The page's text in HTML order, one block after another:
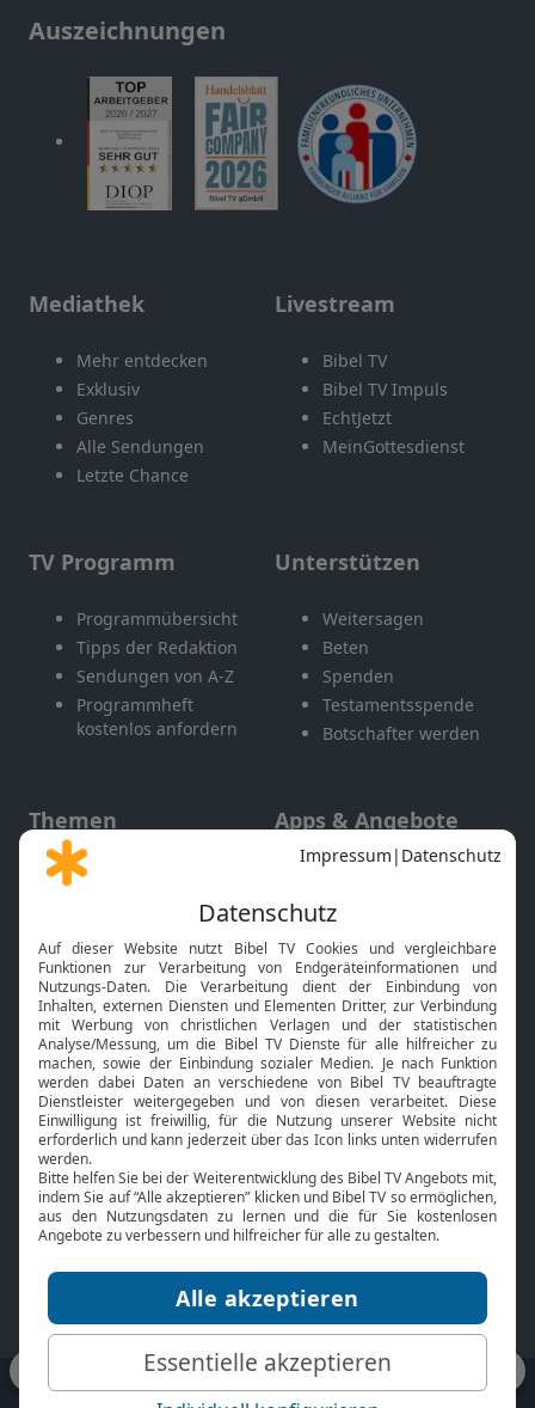
Auszeichnungen
Mediathek
Mehr entdecken
Exklusiv
Genres
Alle Sendungen
Letzte Chance
Livestream
Bibel TV
Bibel TV Impuls
EchtJetzt
MeinGottesdienst
TV Programm
Programmübersicht
Tipps der Redaktion
Sendungen von A-Z
Programmheft
kostenlos anfordern
Unterstützen
Weitersagen
Beten
Spenden
Testamentsspende
Botschafter werden
Themen
Gott und Bibel erklärt
Neuigkeiten
Apps & Angebote
Mobile App
Smart TV
HbbTV
Bibelthek Online-Bibel
Nächster Gottesdienst
Bibel TV
Über uns
Jobs
Mediadaten
Service
Kontakt
TV-Empfang
bibeltv.de: Impressum
Datenschutz